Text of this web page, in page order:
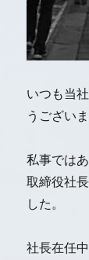
いつも当
うございま
私事では
取締役社
した。
社長在任